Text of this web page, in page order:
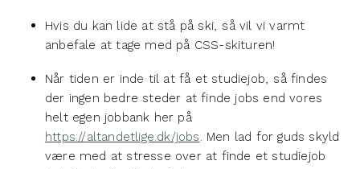
Hvis du kan lide at stå på ski, så vil vi varmt
anbefale at tage med på CSS-skituren!
Når tiden er inde til at få et studiejob, så findes
der ingen bedre steder at finde jobs end vores
helt egen jobbank her på
https://altandetlige.dk/jobs. Men lad for guds skyld
være med at stresse over at finde et studiejob